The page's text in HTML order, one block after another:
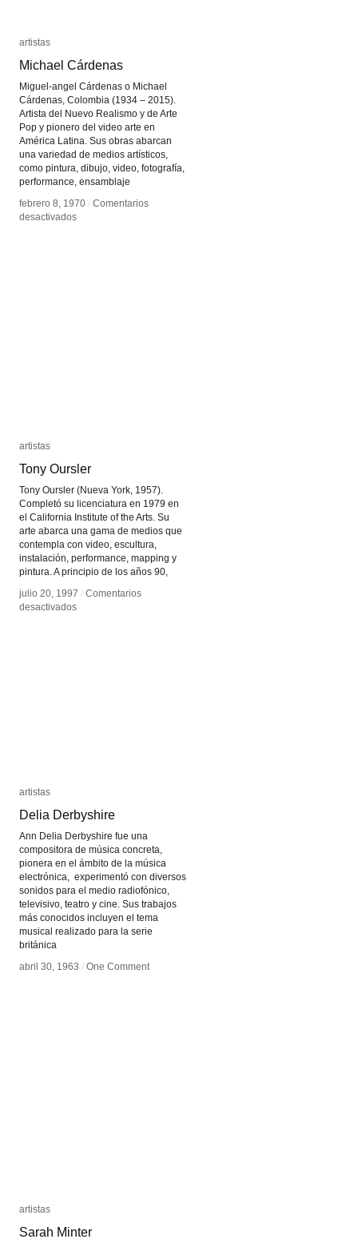
artistas
Michael Cárdenas
Miguel-angel Cárdenas o Michael
Cárdenas, Colombia (1934 – 2015).
Artista del Nuevo Realismo y de Arte
Pop y pionero del video arte en
América Latina. Sus obras abarcan
una variedad de medios artísticos,
como pintura, dibujo, video, fotografía,
performance, ensamblaje
febrero 8, 1970 / Comentarios
desactivadosen
artistas
Michael Cárdenas
febrero 8, 1970 / Comentarios
desactivadosen
artistas
Tony Oursler
Tony Oursler (Nueva York, 1957).
Completó su licenciatura en 1979 en
el California Institute of the Arts. Su
arte abarca una gama de medios que
contempla con video, escultura,
instalación, performance, mapping y
pintura. A principio de los años 90,
julio 20, 1997 / Comentarios
desactivadosen
artistas
Tony Oursler
julio 20, 1997 / Comentarios
desactivadosen
artistas
Delia Derbyshire
Ann Delia Derbyshire fue una
compositora de música concreta,
pionera en el ámbito de la música
electrónica, experimentó con diversos
sonidos para el medio radiofónico,
televisivo, teatro y cine. Sus trabajos
más conocidos incluyen el tema
musical realizado para la serie
británica
abril 30, 1963 / One Comment
artistas
Delia Derbyshire
abril 30, 1963 / One Comment
artistas
Sarah Minter
artistas
Sarah Minter